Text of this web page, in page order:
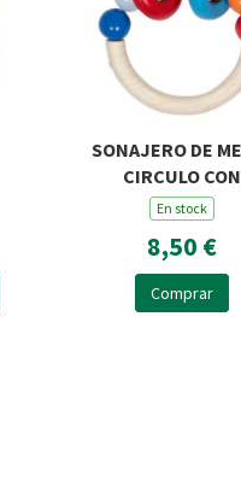
SONAJERO DE
CIRCULO CON
PERLAS Y DOS
En stock
8,50 €
Comprar